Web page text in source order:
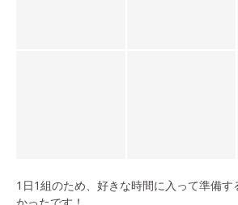
1日1組のため、好きな時間に入って準備す